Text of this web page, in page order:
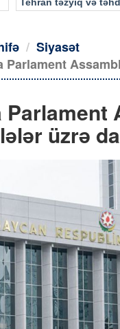
Siyasət
Parlament
üzrə